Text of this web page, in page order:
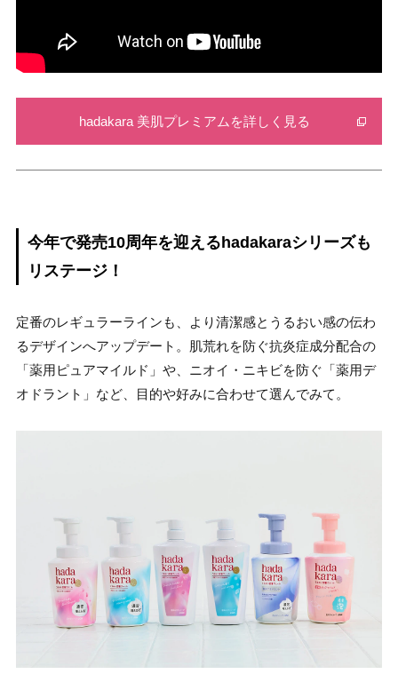
hadakara 美肌プレミアムを詳しく見る
今年で発売10周年を迎えるhadakaraシリーズも
リステージ！
定番のレギュラーラインも、より清潔感とうるおい感の伝わ
るデザインへアップデート。肌荒れを防ぐ抗炎症成分配合の
「薬用ピュアマイルド」や、ニオイ・ニキビを防ぐ「薬用デ
オドラント」など、目的や好みに合わせて選んでみて。